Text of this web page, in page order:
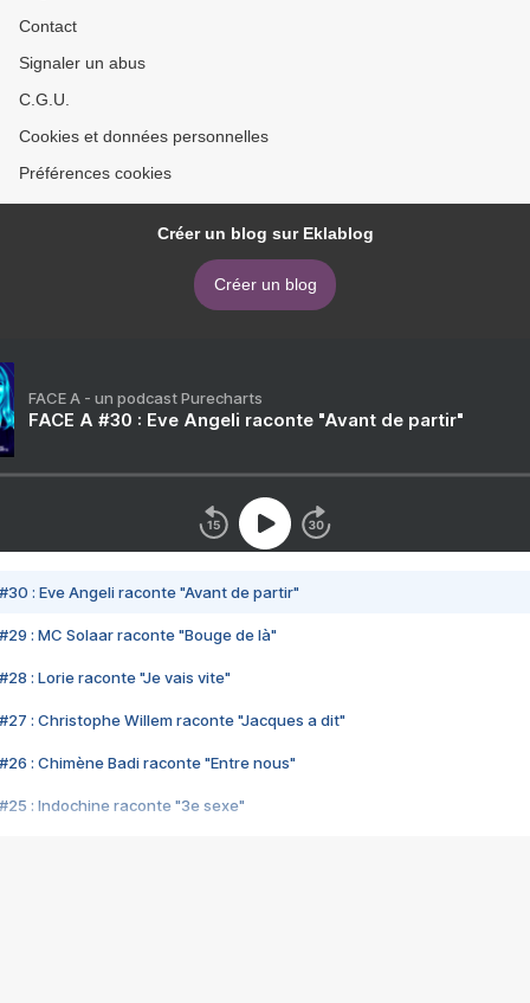
Contact
Signaler un abus
C.G.U.
Cookies et données personnelles
Préférences cookies
Créer un blog sur Eklablog
Créer un blog
FACE A - un podcast Purecharts
FACE A #30 : Eve Angeli raconte "Avant de partir"
#30 : Eve Angeli raconte "Avant de partir"
#29 : MC Solaar raconte "Bouge de là"
#28 : Lorie raconte "Je vais vite"
#27 : Christophe Willem raconte "Jacques a dit"
#26 : Chimène Badi raconte "Entre nous"
#25 : Indochine raconte "3e sexe"